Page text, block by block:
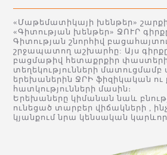
«Մաթեմատիկայի խենթեր»
«Գիտության խենթեր» ՋՈՒՐ
Գիտության շնորհիվ
շրջապատող աշխարհը: Այս
բացմաթիվ հետաքրքիր փաստերի
տեղեկությունների մատուցմամբ
երեխաներին ՋՐԻ ֆիզիկական ու
հատկությունների մասին։
Երեխաները կիմանան նաև
ունեցած տարբեր վիճակների ,
կյանքում նրա կենսական